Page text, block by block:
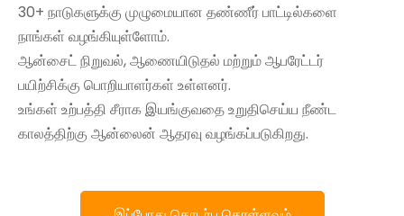
30+ நாடுகளுக்கு முழுமையான தண்ணீர் பாட்டில்களை
நாங்கள் வழங்கியுள்ளோம்.
ஆன்சைட் நிறுவல், ஆணையிடுதல் மற்றும் ஆபரேட்டர்
பயிற்சிக்கு பொறியாளர்கள் உள்ளனர்.
உங்கள் உற்பத்தி சீராக இயங்குவதை உறுதிசெய்ய நீண்ட
காலத்திற்கு ஆன்லைன் ஆதரவு வழங்கப்படுகிறது.